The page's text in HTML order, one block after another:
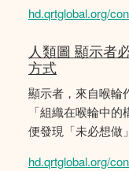
hd.qrtglobal.org/
人類圖 顯示者
方式
顯示者，來自喉輪
「組織在喉輪中
便發現「未必想做
hd.qrtglobal.org/